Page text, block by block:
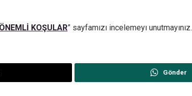
ÖNEMLİ KOŞULAR” sayfamızı incelemeyı unutmayınız.
Gönder